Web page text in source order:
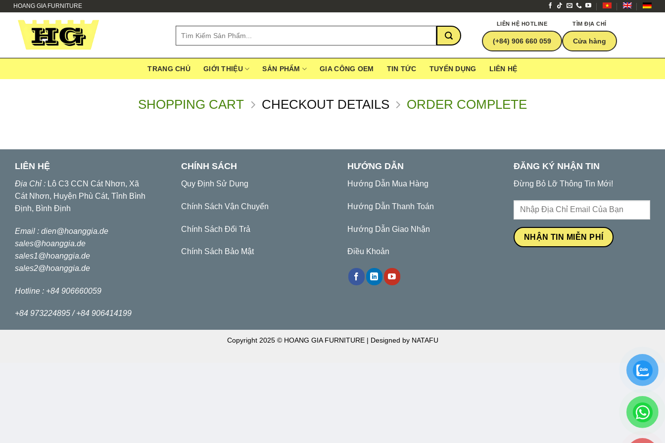
Skip
content
HOANG GIA FURNITURE
for:
LIÊN HỆ HOTLINE
(+84) 906 660 059
TÌM ĐỊA CHỈ
Cửa hàng
TRANG CHỦ GIỚI THIỆU SẢN PHẨM GIA CÔNG OEM TIN TỨC TUYỂN DỤNG LIÊN HỆ
SHOPPING CART CHECKOUT DETAILS ORDER COMPLETE
LIÊN HỆ
Địa Chỉ : Lô C3 CCN Cát Nhơn, Xã
Cát Nhơn, Huyện Phù Cát, Tỉnh Bình
Định, Bình Định
Email : dien@hoanggia.de
sales@hoanggia.de
sales1@hoanggia.de
sales2@hoanggia.de
Hotline : +84 906660059
+84 973224895 /+84 906414199
CHÍNH SÁCH
Quy Định Sử Dụng
Chính Sách Vận Chuyển
Chính Sách Đổi Trả
Chính Sách Bảo Mật
HƯỚNG DẪN
Hướng Dẫn Mua Hàng
Hướng Dẫn Thanh Toán
Hướng Dẫn Giao Nhận
Điều Khoản
ĐĂNG KÝ NHẬN TIN
Đừng Bỏ Lỡ Thông Tin Mới!
Copyright 2025 © HOANG GIA FURNITURE | Designed by NATAFU